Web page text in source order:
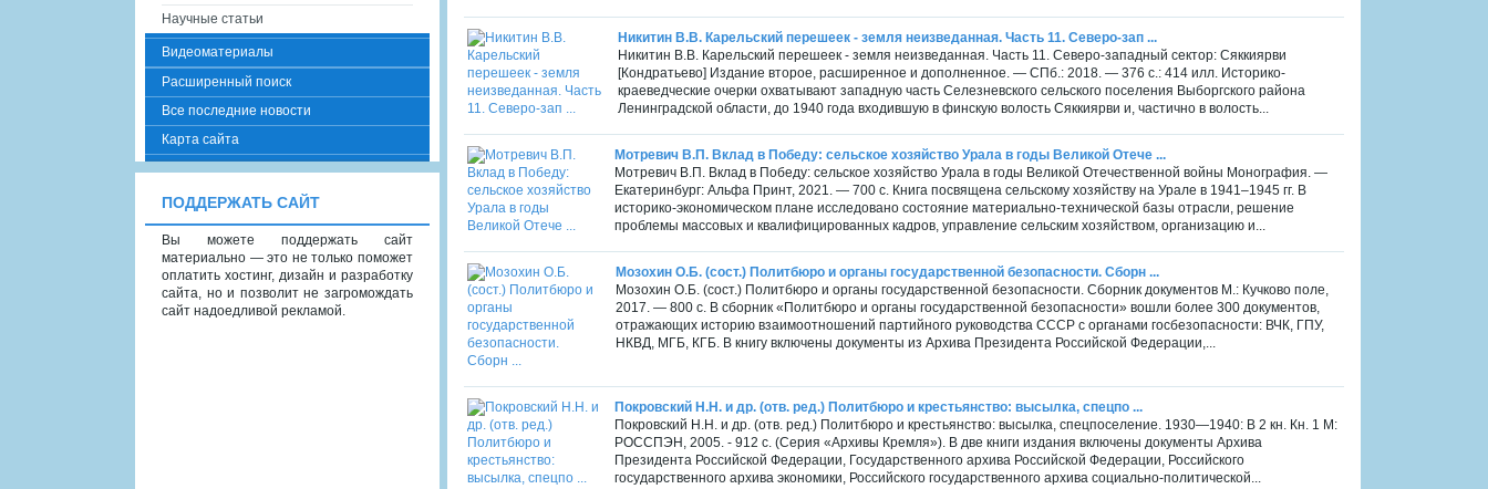
Никитин В.В. Карельский перешеек - земля неизведанная. Часть 11. Северо-зап ...
Никитин В.В. Карельский перешеек - земля неизведанная. Часть 11. Северо-западный сектор: Сяккиярви
[Кондратьево] Издание второе, расширенное и дополненное. — СПб.: 2018. — 376 с.: 414 илл. Историко-
краеведческие очерки охватывают западную часть Селезневского сельского поселения Выборгского района
Ленинградской области, до 1940 года входившую в финскую волость Сяккиярви и, частично в волость...
Мотревич В.П. Вклад в Победу: сельское хозяйство Урала в годы Великой Отече ...
Мотревич В.П. Вклад в Победу: сельское хозяйство Урала в годы Великой Отечественной войны Монография. —
Екатеринбург: Альфа Принт, 2021. — 700 с. Книга посвящена сельскому хозяйству на Урале в 1941–1945 гг. В
историко-экономическом плане исследовано состояние материально-технической базы отрасли, решение
проблемы массовых и квалифицированных кадров, управление сельским хозяйством, организацию и...
Мозохин О.Б. (сост.) Политбюро и органы государственной безопасности. Сборн ...
Мозохин О.Б. (сост.) Политбюро и органы государственной безопасности. Сборник документов М.: Кучково поле,
2017. — 800 с. В сборник «Политбюро и органы государственной безопасности» вошли более 300 документов,
отражающих историю взаимоотношений партийного руководства СССР с органами госбезопасности: ВЧК, ГПУ,
НКВД, МГБ, КГБ. В книгу включены документы из Архива Президента Российской Федерации,...
Покровский Н.Н. и др. (отв. ред.) Политбюро и крестьянство: высылка, спецпо ...
Покровский Н.Н. и др. (отв. ред.) Политбюро и крестьянство: высылка, спецпоселение. 1930—1940: В 2 кн. Кн. 1 М:
РОССПЭН, 2005. - 912 с. (Серия «Архивы Кремля»). В две книги издания включены документы Архива
Президента Российской Федерации, Государственного архива Российской Федерации, Российского
государственного архива экономики, Российского государственного архива социально-политической...
Научные статьи
Видеоматериалы
Расширенный поиск
Все последние новости
Карта сайта
ПОДДЕРЖАТЬ САЙТ
Вы можете поддержать сайт
материально — это не только поможет
оплатить хостинг, дизайн и разработку
сайта, но и позволит не загромождать
сайт надоедливой рекламой.